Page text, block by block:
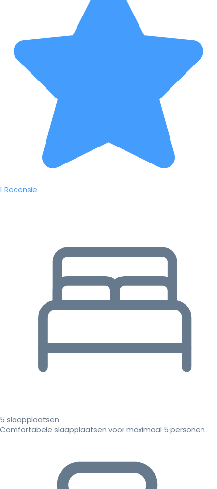
1 Recensie
5 slaapplaatsen
Comfortabele slaapplaatsen voor maximaal 5 personen